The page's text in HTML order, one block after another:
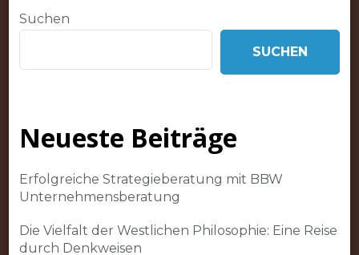
Suchen
SUCHEN
Neueste Beiträge
Erfolgreiche Strategieberatung mit BBW
Unternehmensberatung
Die Vielfalt der Westlichen Philosophie: Eine Reise
durch Denkweisen